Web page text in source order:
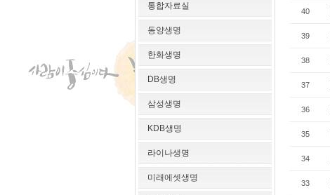
통합자료실
동양생명
한화생명
DB생명
삼성생명
KDB생명
라이나생명
미래에셋생명
40
39
38
37
36
35
34
33